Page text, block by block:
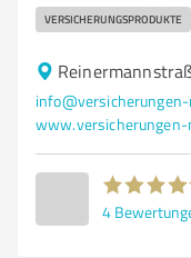
VERSICHERUNGSPRODUKTE
4